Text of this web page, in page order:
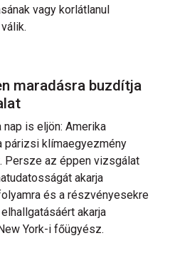
vagy korlátlanul
maradásra buzdítja
is eljön: Amerika
párizsi klímaegyezmény
Persze az éppen vizsgálat
akarja
és a részvényesekre
akarja
York-i főügyész.